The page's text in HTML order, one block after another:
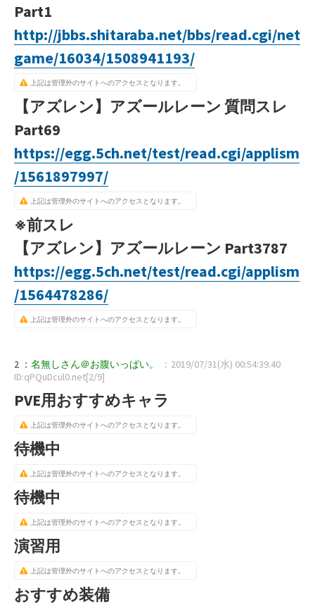
Part1
http://jbbs.shitaraba.net/bbs/read.cgi/net
game/16034/1508941193/
上記は管理外のサイトへのアクセスとなります。
【アズレン】アズールレーン 質問スレ
Part69
https://egg.5ch.net/test/read.cgi/applism
/1561897997/
上記は管理外のサイトへのアクセスとなります。
※前スレ
【アズレン】アズールレーン Part3787
https://egg.5ch.net/test/read.cgi/applism
/1564478286/
上記は管理外のサイトへのアクセスとなります。
2 ： 名無しさん＠お腹いっぱい。
：2019/07/31(水) 00:54:39.40
ID:qPQuDcul0.net[2/9]
PVE用おすすめキャラ
上記は管理外のサイトへのアクセスとなります。
待機中
上記は管理外のサイトへのアクセスとなります。
待機中
上記は管理外のサイトへのアクセスとなります。
演習用
上記は管理外のサイトへのアクセスとなります。
おすすめ装備